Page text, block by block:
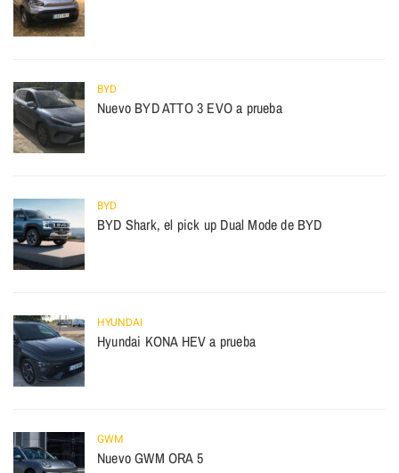
BYD
Nuevo BYD ATTO 3 EVO a prueba
BYD
BYD Shark, el pick up Dual Mode de BYD
HYUNDAI
Hyundai KONA HEV a prueba
GWM
Nuevo GWM ORA 5